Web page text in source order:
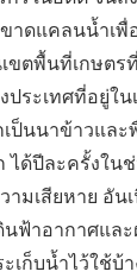
าดแคลนน้ำเพื่
เขตพื้นที่เกษตร
ระเทศที่อยู่ใ
ป็นนาข้าวและ
ได้ปีละครั้งใน
ามเสียหาย อัน
ฟ้าอากาศและ
เก็บน้ำไว้ใช้บ้